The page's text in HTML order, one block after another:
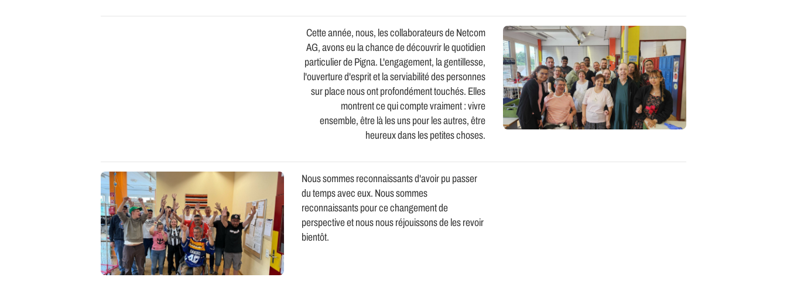
Cette année, nous, les collaborateurs de Netcom
AG, avons eu la chance de découvrir le quotidien
particulier de Pigna. L'engagement, la gentillesse,
l'ouverture d'esprit et la serviabilité des personnes
sur place nous ont profondément touchés. Elles
montrent ce qui compte vraiment : vivre
ensemble, être là les uns pour les autres, être
heureux dans les petites choses.
Nous sommes reconnaissants d'avoir pu passer
du temps avec eux. Nous sommes
reconnaissants pour ce changement de
perspective et nous nous réjouissons de les revoir
bientôt.